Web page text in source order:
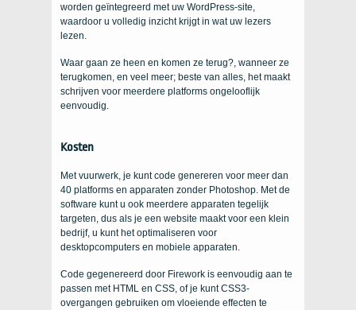
worden geïntegreerd met uw WordPress-site,
waardoor u volledig inzicht krijgt in wat uw lezers
lezen.
Waar gaan ze heen en komen ze terug?, wanneer ze
terugkomen, en veel meer; beste van alles, het maakt
schrijven voor meerdere platforms ongelooflijk
eenvoudig.
Kosten
Met vuurwerk, je kunt code genereren voor meer dan
40 platforms en apparaten zonder Photoshop. Met de
software kunt u ook meerdere apparaten tegelijk
targeten, dus als je een website maakt voor een klein
bedrijf, u kunt het optimaliseren voor
desktopcomputers en mobiele apparaten.
Code gegenereerd door Firework is eenvoudig aan te
passen met HTML en CSS, of je kunt CSS3-
overgangen gebruiken om vloeiende effecten te